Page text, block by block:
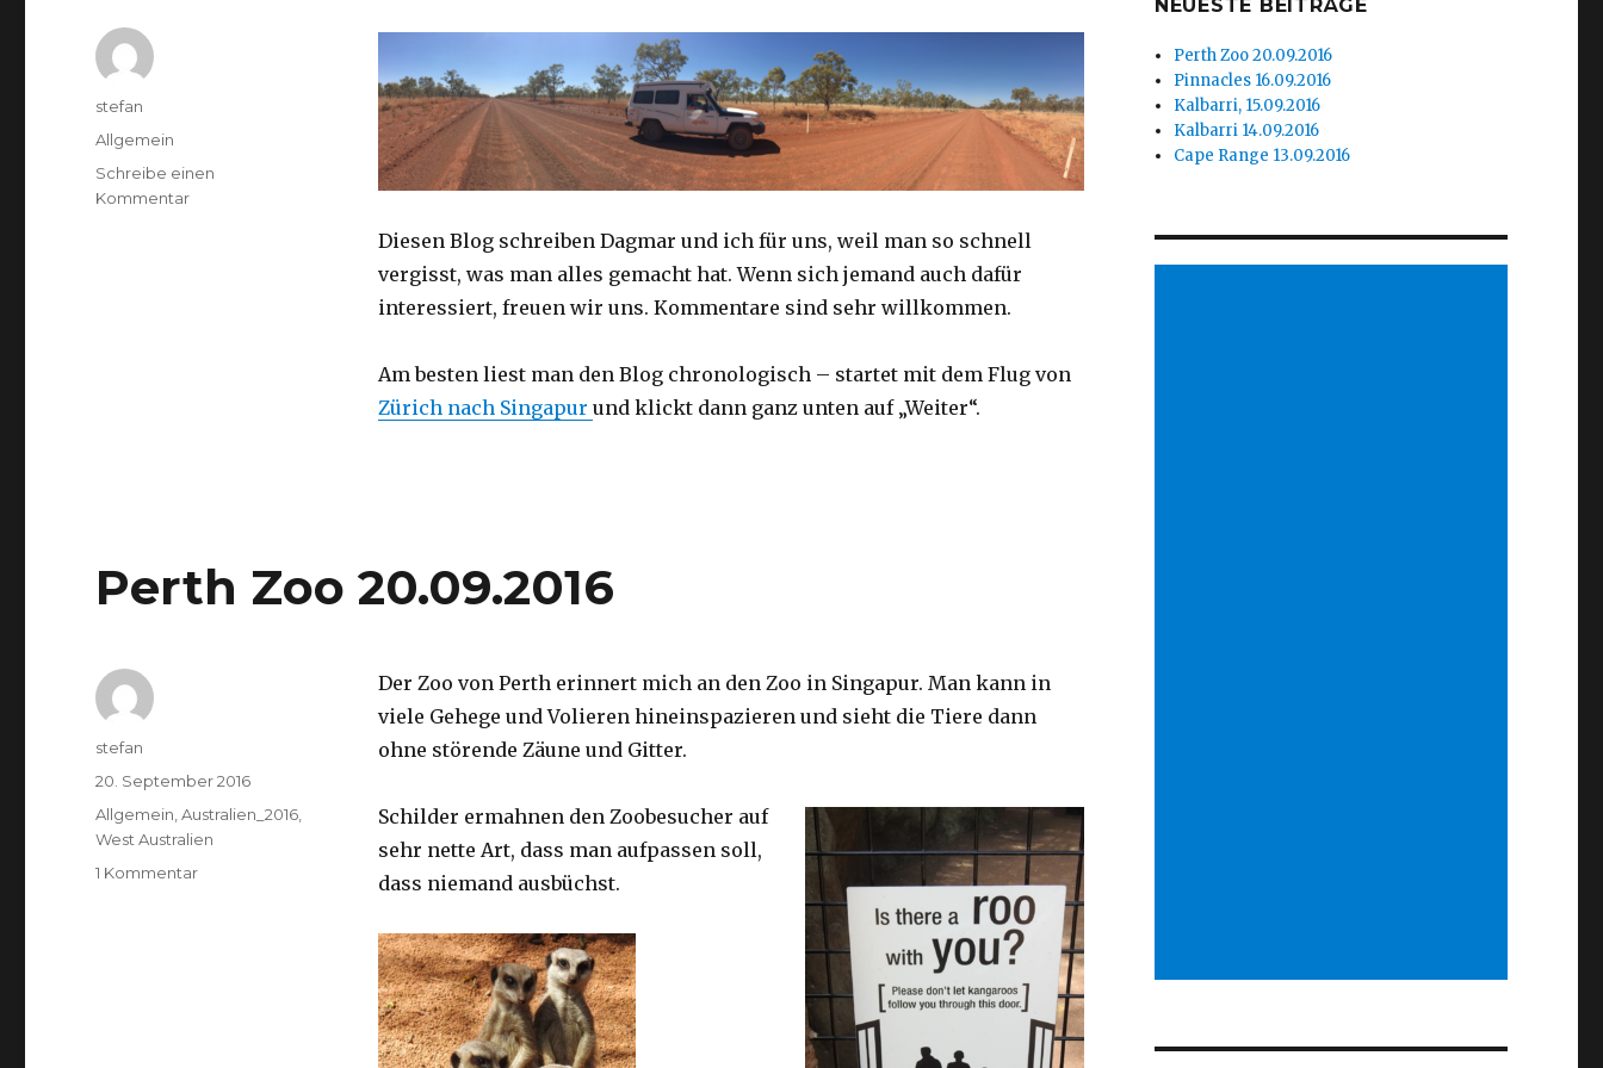
Diesen Blog schreiben Dagmar und ich für uns, weil man so schnell
vergisst, was man alles gemacht hat. Wenn sich jemand auch dafür
interessiert, freuen wir uns. Kommentare sind sehr willkommen.
Am besten liest man den Blog chronologisch – startet mit dem Flug von
Zürich nach Singapur und klickt dann ganz unten auf „Weiter“.
Autor
stefan
Kategorien
Allgemein
Schreibe einen
Kommentarzu
Perth Zoo 20.09.2016
Der Zoo von Perth erinnert mich an den Zoo in Singapur. Man kann in
viele Gehege und Volieren hineinspazieren und sieht die Tiere dann
ohne störende Zäune und Gitter.
Schilder ermahnen den Zoobesucher auf
sehr nette Art, dass man aufpassen soll,
dass niemand ausbüchst.
Autor
stefan
Veröffentlicht
am
20. September 2016
Kategorien
Allgemein,Australien_2016,
West Australien
1 Kommentarzu
NEUESTE BEITRÄGE
Perth Zoo 20.09.2016
Pinnacles 16.09.2016
Kalbarri, 15.09.2016
Kalbarri 14.09.2016
Cape Range 13.09.2016